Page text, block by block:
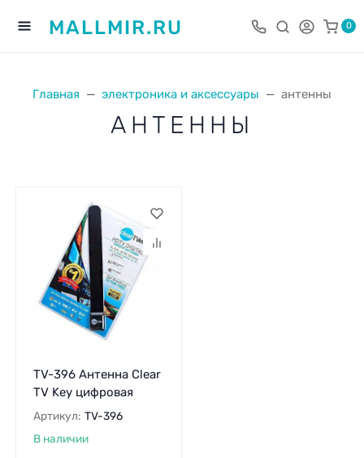
MALLMIR.RU 0
Главная электроника и аксессуары антенны
АНТЕННЫ
TV-396 Антенна Clear
TV Key цифровая
Артикул: TV-396
В наличии